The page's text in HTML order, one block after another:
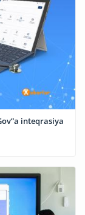
inteqrasiya